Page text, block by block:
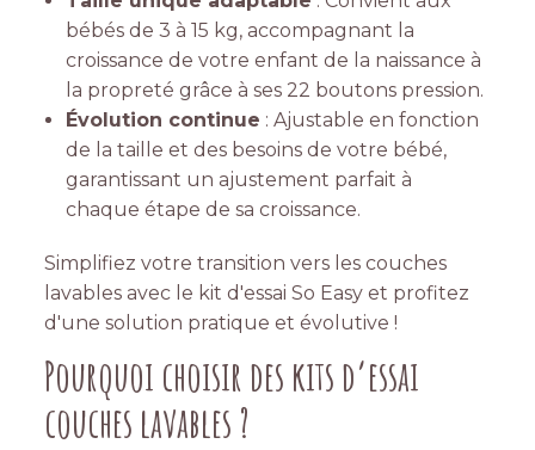
bébés de 3 à 15 kg, accompagnant la
croissance de votre enfant de la naissance à
la propreté grâce à ses 22 boutons pression.
Évolution continue : Ajustable en fonction
de la taille et des besoins de votre bébé,
garantissant un ajustement parfait à
chaque étape de sa croissance.
Simplifiez votre transition vers les couches
lavables avec le kit d'essai So Easy et profitez
d'une solution pratique et évolutive !
Pourquoi choisir des kits d’essai
couches lavables ?